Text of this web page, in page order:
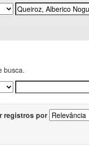
busca.
registros por